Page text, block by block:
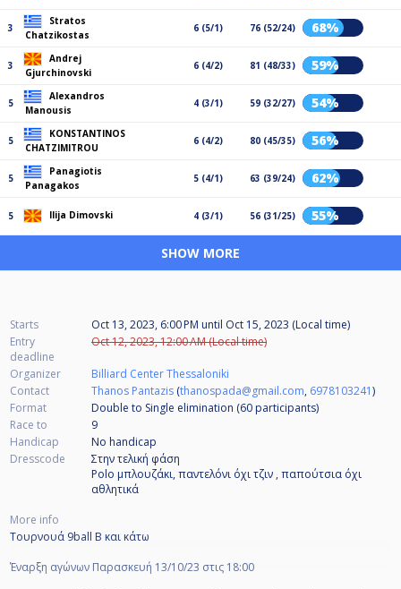
3
Stratos
Chatzikostas
6 (5/1) 76 (52/24) 68%
3
Andrej
Gjurchinovski
6 (4/2) 81 (48/33) 59%
5
Alexandros
Manousis
4 (3/1) 59 (32/27) 54%
5
KONSTANTINOS
CHATZIMITROU
6 (4/2) 80 (45/35) 56%
5
Panagiotis
Panagakos
5 (4/1) 63 (39/24) 62%
5 Ilija Dimovski 4 (3/1) 56 (31/25) 55%
SHOW MORE
Starts Oct 13, 2023, 6:00 PM until Oct 15, 2023 (Local time)
Entry
deadline
Oct 12, 2023, 12:00 AM (Local time)
Organizer
Billiard Center Thessaloniki
Contact
Thanos Pantazis (thanospada@gmail.com, 6978103241)
Format
Double to Single elimination (60 participants)
Race to
9
Handicap
No handicap
Dresscode
Στην τελική φάση
Polo μπλουζάκι, παντελόνι όχι τζιν , παπούτσια όχι
αθλητικά
More info
Τουρνουά 9ball Β και κάτω
Έναρξη αγώνων Παρασκευή 13/10/23 στις 18:00